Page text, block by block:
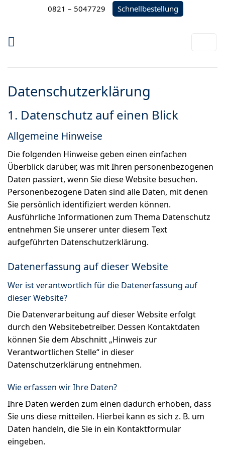
0821 – 5047729 Schnellbestellung
Datenschutz­erklärung
1. Datenschutz auf einen Blick
Allgemeine Hinweise
Die folgenden Hinweise geben einen einfachen
Überblick darüber, was mit Ihren personenbezogenen
Daten passiert, wenn Sie diese Website besuchen.
Personenbezogene Daten sind alle Daten, mit denen
Sie persönlich identifiziert werden können.
Ausführliche Informationen zum Thema Datenschutz
entnehmen Sie unserer unter diesem Text
aufgeführten Datenschutzerklärung.
Datenerfassung auf dieser Website
Wer ist verantwortlich für die Datenerfassung auf
dieser Website?
Die Datenverarbeitung auf dieser Website erfolgt
durch den Websitebetreiber. Dessen Kontaktdaten
können Sie dem Abschnitt „Hinweis zur
Verantwortlichen Stelle“ in dieser
Datenschutzerklärung entnehmen.
Wie erfassen wir Ihre Daten?
Ihre Daten werden zum einen dadurch erhoben, dass
Sie uns diese mitteilen. Hierbei kann es sich z. B. um
Daten handeln, die Sie in ein Kontaktformular
eingeben.